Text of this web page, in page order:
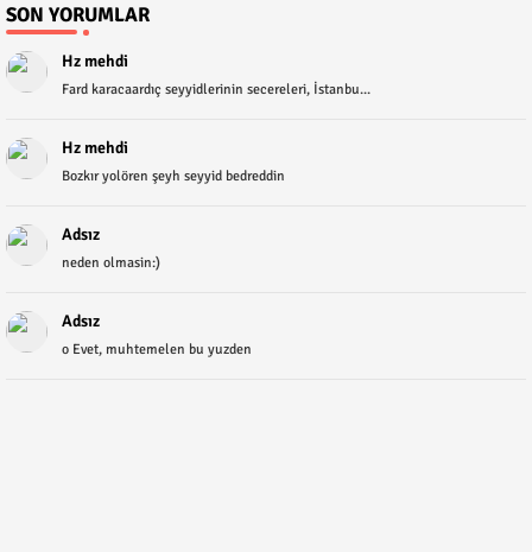
SON YORUMLAR
Hz mehdi
Fard karacaardıç seyyidlerinin secereleri, İstanbu...
Hz mehdi
Bozkır yolören şeyh seyyid bedreddin
Adsız
neden olmasin:)
Adsız
o Evet, muhtemelen bu yuzden